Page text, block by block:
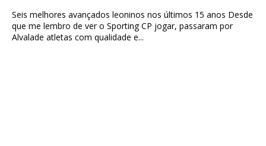
Seis melhores avançados leoninos nos últimos 15 anos Desde
que me lembro de ver o Sporting CP jogar, passaram por
Alvalade atletas com qualidade e...